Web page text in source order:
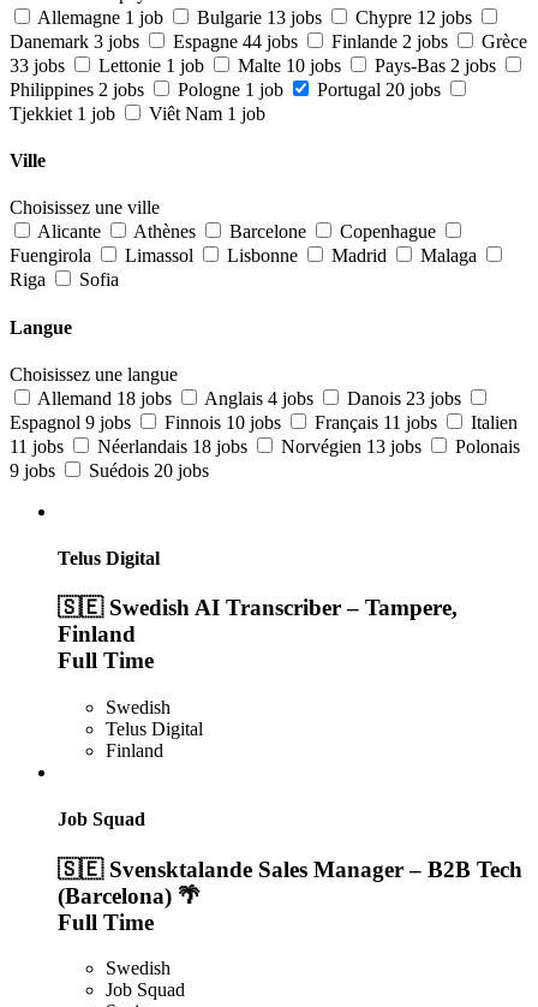
Allemagne 1 job Bulgarie 13 jobs Chypre 12 jobs
Danemark 3 jobs Espagne 44 jobs Finlande 2 jobs
Grèce
33 jobs
Lettonie 1 job Malte 10 jobs Pays-Bas 2 jobs
Philippines 2 jobs Pologne 1 job Portugal 20 jobs
Tjekkiet 1 job Viêt Nam 1 job
Ville
Choisissez une ville
Alicante
Athènes Barcelone
Copenhague
Fuengirola
Limassol Lisbonne Madrid
Malaga
Riga
Sofia
Langue
Choisissez une langue
Allemand 18 jobs Anglais 4 jobs Danois 23 jobs
Espagnol 9 jobs Finnois 10 jobs Français 11 jobs
Italien
11 jobs
Néerlandais 18 jobs Norvégien 13 jobs
Polonais
9 jobs
Suédois 20 jobs
Telus Digital
🇸🇪 Swedish AI Transcriber – Tampere,
Finland
Full Time
Swedish
Telus Digital
Finland
Job Squad
🇸🇪 Svensktalande Sales Manager – B2B Tech
(Barcelona) 🌴
Full Time
Swedish
Job Squad